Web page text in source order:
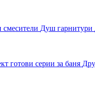
смесители Душ гарнитури
готови серии за баня